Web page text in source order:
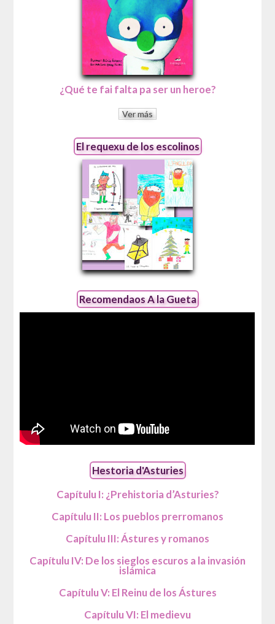
¿Qué te fai falta pa ser un heroe?
Ver más
El requexu de los escolinos
Recomendaos A la Gueta
Hestoria d'Asturies
Capítulu I: ¿Prehistoria d’Asturies?
Capítulu II: Los pueblos prerromanos
Capítulu III: Ástures y romanos
Capítulu IV: De los sieglos escuros a la invasión
islámica
Capítulu V: El Reinu de los Ástures
Capítulu VI: El medievu